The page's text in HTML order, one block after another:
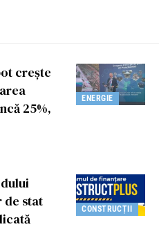
ENERGIE
crește
25%,
CONSTRUCȚII
de stat